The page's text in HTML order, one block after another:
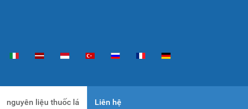
nguyên liệu thuốc lá Liên hệ